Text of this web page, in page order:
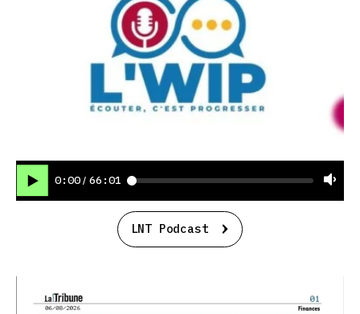
0:00 / 66:01
LNT Podcast